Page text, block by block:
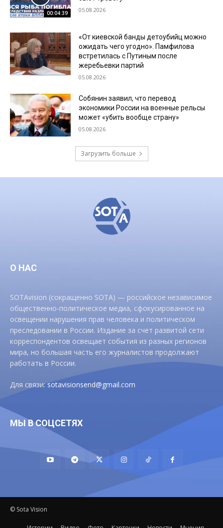
00:04:39 05.08.2026
«От киевской банды детоубийц можно
ожидать чего угодно». Памфилова
встретилась с Путиным после
жеребьевки партий
05.08.2026
Собянин заявил, что перевод
экономики России на военные рельсы
может «убить вообще страну»
05.08.2026
Загрузить больше
О НАС
SOTAvision (сокращенно SOTA) — российское независимое
общественно-политическое медиа, сфокусированное на
освещении нарушения прав человека и политическом
преследовании в России. Издание за счет развитой сети
корреспондентов освещает события из разных регионов
мира, но большая часть его журналистов продолжают
работать в России.
Для связи:sotavisionsend@gmail.com
МЫ В СОЦСЕТЯХ
© Sota Vision